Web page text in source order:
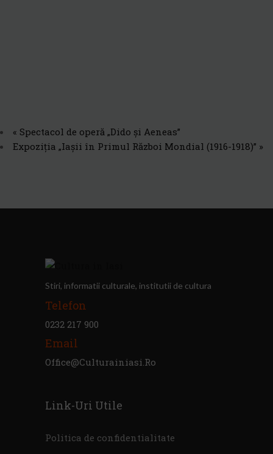
« Spectacol de operă „Dido și Aeneas”
Expoziția „Iașii în Primul Război Mondial (1916-1918)” »
Stiri, informatii culturale, institutii de cultura
Telefon
0232 217 900
Email
Office@culturainiasi.ro
Link-Uri Utile
Politica de confidentialitate